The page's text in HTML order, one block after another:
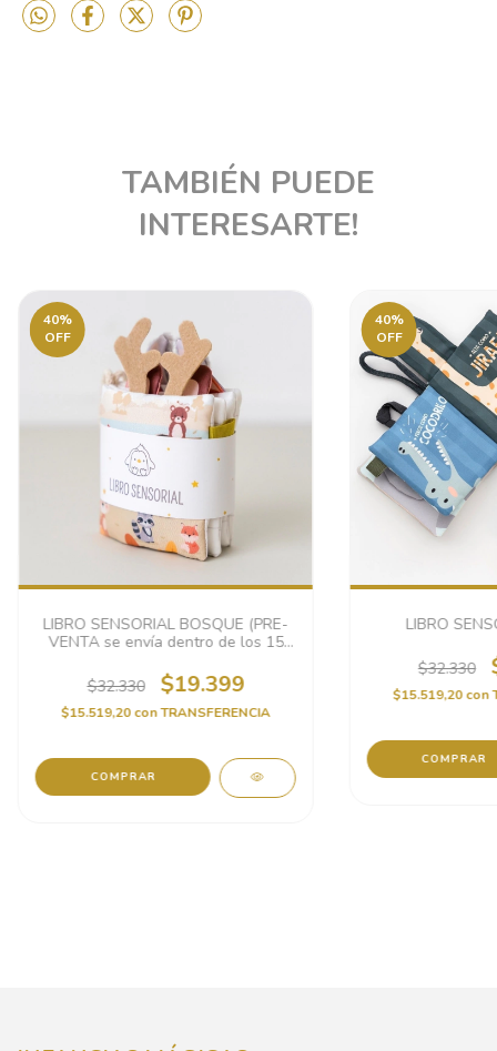
TAMBIÉN PUEDE
INTERESARTE!
40%
OFF
LIBRO SENSORIAL BOSQUE (PRE-
VENTA se envía dentro de los 15
$32.330
$19.399
$15.519,20conTRANSFERENCIA
40%
OFF
LIBRO
$32.330
$15.519,20con